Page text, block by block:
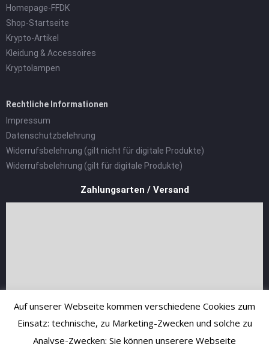
Homepage-FFDK
Shop-Startseite
Krypto-Artikel
Kleidung & Accessoires
Kryptolampen
Rechtliche Informationen
Impressum
Datenschutzbelehrung
Widerrufsbelehrung (gilt nicht für digitale Produkte)
Widerrufsbelehrung (gilt für digitale Produkte)
Zahlungsarten / Versand
Auf unserer Webseite kommen verschiedene Cookies zum
Einsatz: technische, zu Marketing-Zwecken und solche zu
Analyse-Zwecken; Sie können unserere Webseite